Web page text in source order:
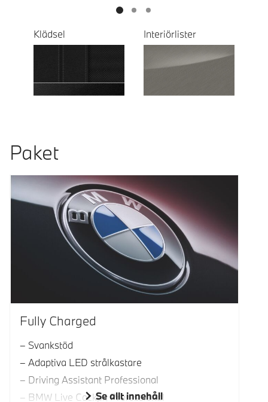
Klädsel Interiörlister
Paket
Fully Charged
Svankstöd
Adaptiva LED strålkastare
Driving Assistant Professional
BMW Live Cockpit Professional
Se allt innehåll